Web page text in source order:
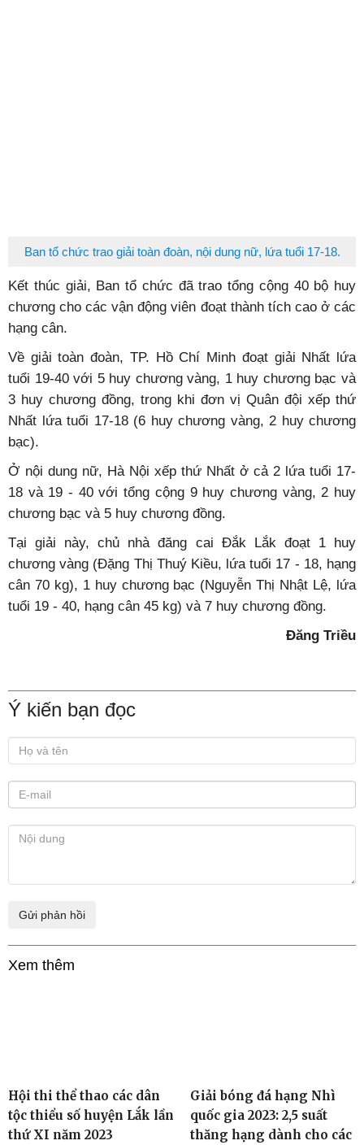
Ban tổ chức trao giải toàn đoàn, nội dung nữ, lứa tuổi 17-18.
Kết thúc giải, Ban tổ chức đã trao tổng cộng 40 bộ huy
chương cho các vận động viên đoạt thành tích cao ở các
hạng cân.
Về giải toàn đoàn, TP. Hồ Chí Minh đoạt giải Nhất lứa
tuổi 19-40 với 5 huy chương vàng, 1 huy chương bạc và
3 huy chương đồng, trong khi đơn vị Quân đội xếp thứ
Nhất lứa tuổi 17-18 (6 huy chương vàng, 2 huy chương
bạc).
Ở nội dung nữ, Hà Nội xếp thứ Nhất ở cả 2 lứa tuổi 17-
18 và 19 - 40 với tổng cộng 9 huy chương vàng, 2 huy
chương bạc và 5 huy chương đồng.
Tại giải này, chủ nhà đăng cai Đắk Lắk đoạt 1 huy
chương vàng (Đặng Thị Thuý Kiều, lứa tuổi 17 - 18, hạng
cân 70 kg), 1 huy chương bạc (Nguyễn Thị Nhật Lệ, lứa
tuổi 19 - 40, hạng cân 45 kg) và 7 huy chương đồng.
Đăng Triều
Ý kiến bạn đọc
Xem thêm
Hội thi thể thao các dân
tộc thiểu số huyện Lắk lần
thứ XI năm 2023
Giải bóng đá hạng Nhì
quốc gia 2023: 2,5 suất
thăng hạng dành cho các